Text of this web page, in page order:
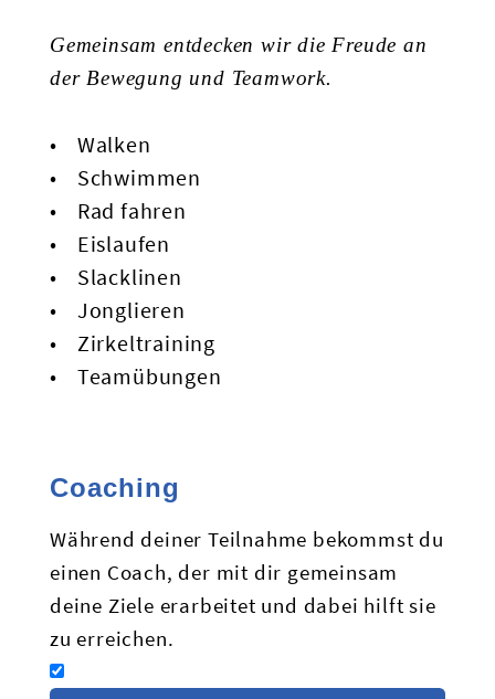
Gemeinsam entdecken wir die Freude an
der Bewegung und Teamwork.
Walken
Schwimmen
Rad fahren
Eislaufen
Slacklinen
Jonglieren
Zirkeltraining
Teamübungen
Coaching
Während deiner Teilnahme bekommst du
einen Coach, der mit dir gemeinsam
deine Ziele erarbeitet und dabei hilft sie
zu erreichen.